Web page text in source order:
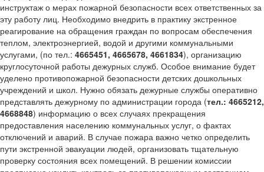
инструктаж о мерах пожарной безопасности всех ответственных за
эту работу лиц. Необходимо внедрить в практику экстренное
реагирование на обращения граждан по вопросам обеспечения
теплом, электроэнергией, водой и другими коммунальными
услугами, (по тел.: 4665451, 4665678, 4661834), организацию
круглосуточной работы дежурных служб. Особое внимание будет
уделено противопожарной безопасности детских дошкольных
учреждений и школ. Нужно обязать дежурные службы оперативно
представлять дежурному по администрации города (тел.: 4665212,
4668848) информацию о всех случаях прекращения
предоставления населению коммунальных услуг, о фактах
отключений и аварий. В случае пожара важно четко определить
пути экстренной эвакуации людей, организовать тщательную
проверку состояния всех помещений. В решении комиссии